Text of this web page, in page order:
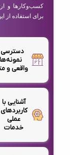
کسب‌وکارها و
برای استفاده از
دسترسی
واقعی و
آشنایی با
کاربردهای
عملی
خدمات